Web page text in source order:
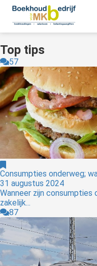
Top tips
57
Consumpties onderweg;
31 augustus 2024
Wanneer zijn consumpties
zakelijk...
87